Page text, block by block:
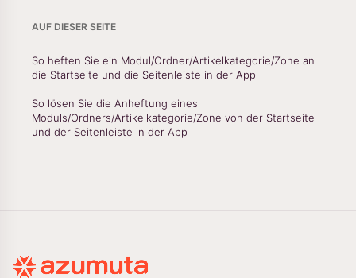
AUF DIESER SEITE
So heften Sie ein Modul/Ordner/Artikelkategorie/Zone an
die Startseite und die Seitenleiste in der App
So lösen Sie die Anheftung eines
Moduls/Ordners/Artikelkategorie/Zone von der Startseite
und der Seitenleiste in der App